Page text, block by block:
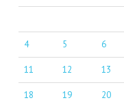
4 5 6
11 12 13
18 19 20